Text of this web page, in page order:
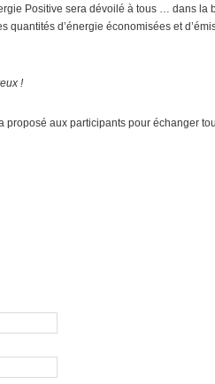
Positive sera dévoilé à tous … dans la
quantités d’énergie économisées et
!
proposé aux participants pour échanger